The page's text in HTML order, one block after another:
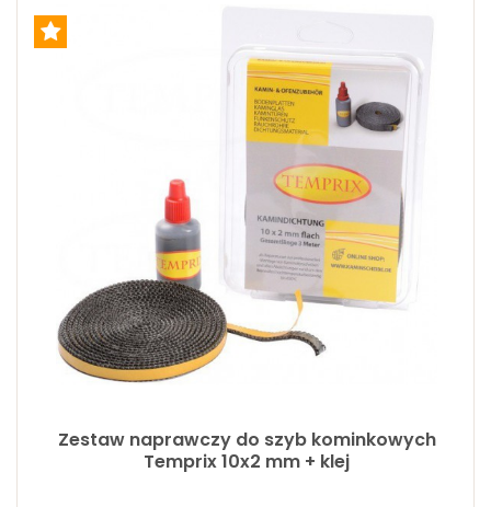
Zestaw naprawczy do szyb kominkowych
Temprix 10x2 mm + klej